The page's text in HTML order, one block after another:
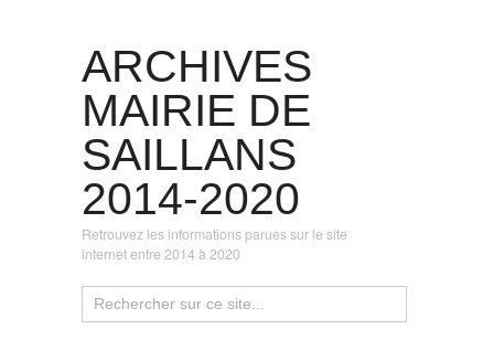
ARCHIVES
MAIRIE DE
SAILLANS
2014-2020
Retrouvez les informations parues sur le site
internet entre 2014 à 2020